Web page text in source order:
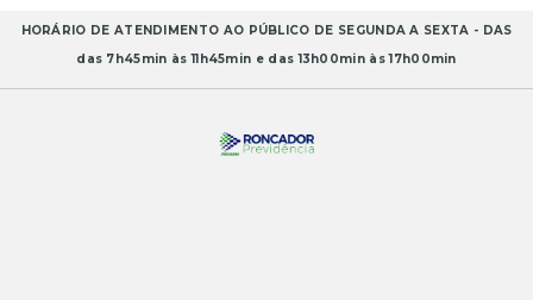
HORÁRIO DE ATENDIMENTO AO PÚBLICO DE SEGUNDA A SEXTA - DAS
das 7h45min às 11h45min e das 13h00min às 17h00min